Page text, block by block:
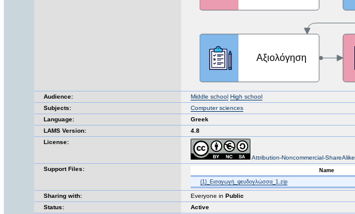
Audience: Middle school High school
Subjects:
Computer sciences
Language:
Greek
LAMS Version:
4.8
License:
Attribution-Noncommercial-ShareAlike
Support Files:
Name
(1)_Εισαγωγή_ψευδογλώσσα_1.zip
Sharing with: Everyone in Public
Status:
Active